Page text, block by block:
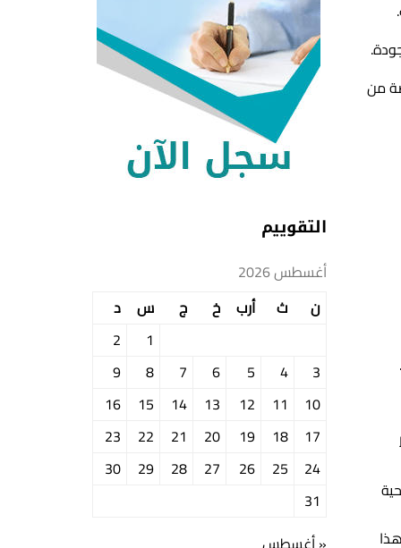
من
التقوييم
أغسطس 2026
ن
ث أرب خ ج س
د
1
2
3
4
5
6
7
8
9
10
11
12
13
14
15
16
17
18
19
20
21
22
23
24
25
26
27
28
29
30
31